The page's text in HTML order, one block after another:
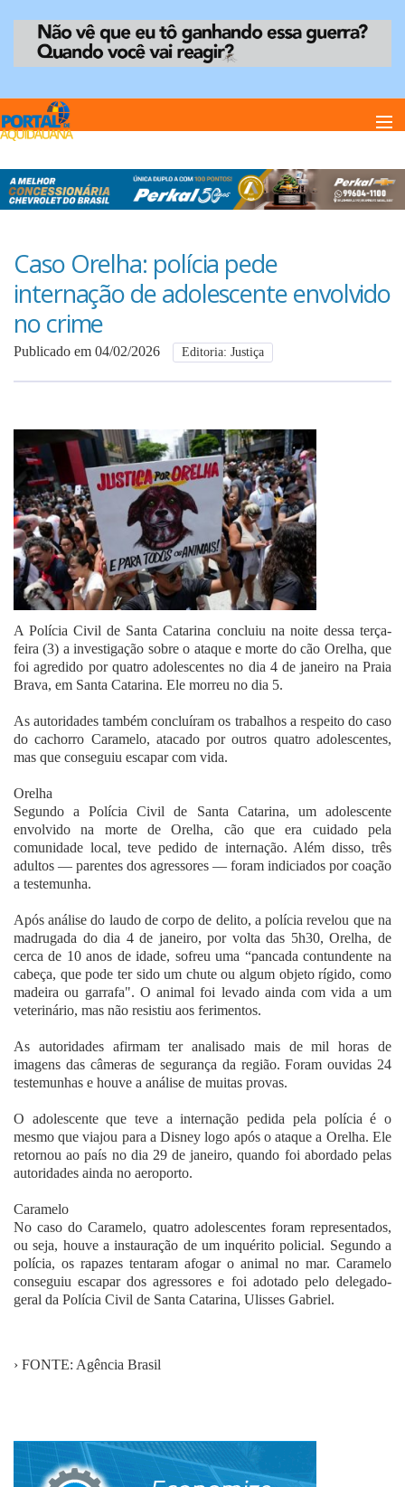
Home
Anuncie
Anuncie
Caso Orelha: polícia pede
internação de adolescente envolvido
no crime
Publicado em 04/02/2026 Editoria: Justiça
A Polícia Civil de Santa Catarina concluiu na noite dessa terça-
feira (3) a investigação sobre o ataque e morte do cão Orelha, que
foi agredido por quatro adolescentes no dia 4 de janeiro na Praia
Brava, em Santa Catarina. Ele morreu no dia 5.
As autoridades também concluíram os trabalhos a respeito do caso
do cachorro Caramelo, atacado por outros quatro adolescentes,
mas que conseguiu escapar com vida.
Orelha
Segundo a Polícia Civil de Santa Catarina, um adolescente
envolvido na morte de Orelha, cão que era cuidado pela
comunidade local, teve pedido de internação. Além disso, três
adultos — parentes dos agressores — foram indiciados por coação
a testemunha.
Após análise do laudo de corpo de delito, a polícia revelou que na
madrugada do dia 4 de janeiro, por volta das 5h30, Orelha, de
cerca de 10 anos de idade, sofreu uma “pancada contundente na
cabeça, que pode ter sido um chute ou algum objeto rígido, como
madeira ou garrafa". O animal foi levado ainda com vida a um
veterinário, mas não resistiu aos ferimentos.
As autoridades afirmam ter analisado mais de mil horas de
imagens das câmeras de segurança da região. Foram ouvidas 24
testemunhas e houve a análise de muitas provas.
O adolescente que teve a internação pedida pela polícia é o
mesmo que viajou para a Disney logo após o ataque a Orelha. Ele
retornou ao país no dia 29 de janeiro, quando foi abordado pelas
autoridades ainda no aeroporto.
Caramelo
No caso do Caramelo, quatro adolescentes foram representados,
ou seja, houve a instauração de um inquérito policial. Segundo a
polícia, os rapazes tentaram afogar o animal no mar. Caramelo
conseguiu escapar dos agressores e foi adotado pelo delegado-
geral da Polícia Civil de Santa Catarina, Ulisses Gabriel.
› FONTE: Agência Brasil